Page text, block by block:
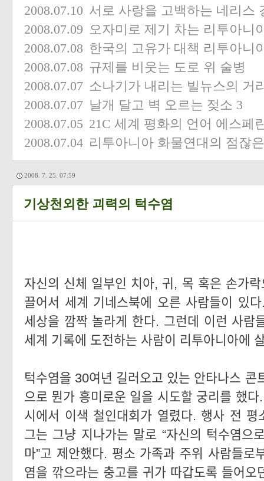
2008.07.10 서로 사랑을 고백하는 네리스
2008.07.09 오자미로 제기 차는 리투아니
2008.07.08 한국의 고유가 대책 리투아니
2008.07.08 규제를 비웃는 도로 위 술병
2008.07.07 소나기가 내리는 빌뉴스의 거
2008.07.07 날개 달고 벽 오르는 젖소 3
2008.07.05 21C 세계 평화의 언어 에스페
2008.07.04 리투아니아 화물연대의 점잖
2008. 7. 25. 07:59
기상천외한 괴력의 턱수염
자신의 신체 일부인 치아, 귀, 목 혹은 손가
끌어서 세계 기네스북에 오른 사람들이 있
세상을 깜짝 놀라게 한다. 그런데 이런 사람
세계 기록에 도전하는 사람이 리투아니아에
턱수염을 30여년 길러오고 있는 안타나스
으로 뭔가 흥미로운 일을 시도할 궁리를 했
시에서 이색 철인대회가 열렸다. 행사 전 평
그는 그냥 지나가는 말로 “자신의 턱수염으
마”고 제안했다. 평소 가족과 주위 사람들로
염을 깎으라는 충고를 귀가 따갑도록 들어오